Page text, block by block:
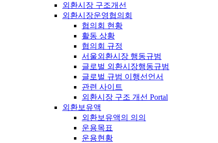
외환시장 구조개선
외환시장운영협의회
협의회 현황
활동 상황
협의회 규정
서울외환시장 행동규범
글로벌 외환시장행동규범
글로벌 규범 이행선언서
관련 사이트
외환시장 구조 개선 Portal
외환보유액
외환보유액의 의의
운용목표
운용현황